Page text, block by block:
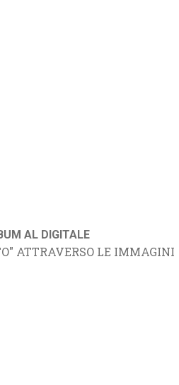
AL DIGITALE
ATTRAVERSO LE IMMAGINI